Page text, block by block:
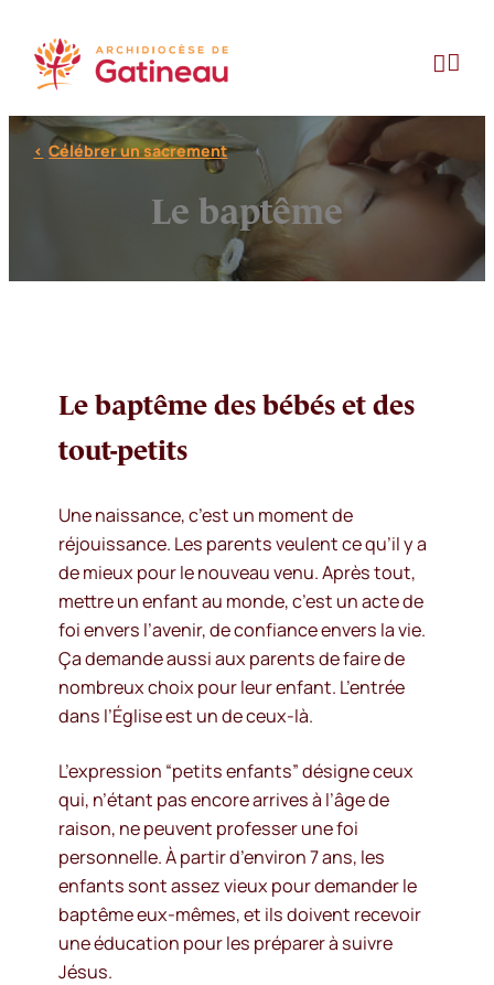
contenu

Célébrer un sacrement
Le baptême
Le baptême des bébés et des
tout-petits
Une naissance, c’est un moment de
réjouissance. Les parents veulent ce qu’il y a
de mieux pour le nouveau venu. Après tout,
mettre un enfant au monde, c’est un acte de
foi envers l’avenir, de confiance envers la vie.
Ça demande aussi aux parents de faire de
nombreux choix pour leur enfant. L’entrée
dans l’Église est un de ceux-là.
L’expression “petits enfants” désigne ceux
qui, n’étant pas encore arrives à l’âge de
raison, ne peuvent professer une foi
personnelle. À partir d’environ 7 ans, les
enfants sont assez vieux pour demander le
baptême eux-mêmes, et ils doivent recevoir
une éducation pour les préparer à suivre
Jésus.